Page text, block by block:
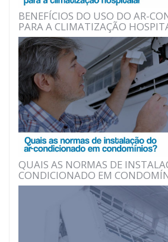
BENEFÍCIOS DO USO DO AR-
PARA A CLIMATIZAÇÃO
QUAIS AS NORMAS DE
CONDICIONADO EM